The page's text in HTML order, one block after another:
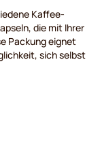
Kaffee-
die mit Ihrer
Packung eignet
sich selbst